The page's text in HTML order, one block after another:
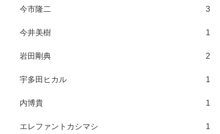
今市隆二 3
今井美樹 1
岩田剛典 2
宇多田ヒカル 1
内博貴 1
エレファントカシマシ 1